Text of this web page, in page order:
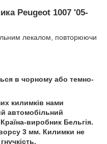
Peugeot 1007 '05-
лекалом, повторюючи
в чорному або темно-
килимків нами
автомобільний
виробник Бельгія.
3 мм. Килимки не